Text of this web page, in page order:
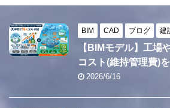
BIM CAD ブログ 建
【BIMモデル】工場
コスト(維持管理費)
2026/6/16